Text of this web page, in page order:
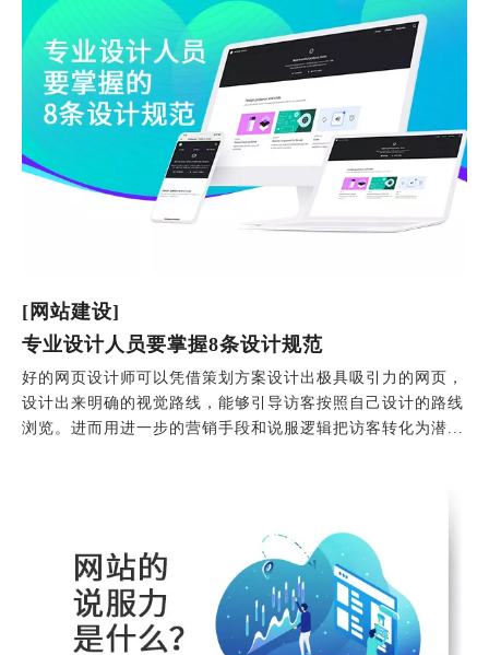
[网站建设]
专业设计人员要掌握8条设计规范
好的网页设计师可以凭借策划方案设计出极具吸引力的网页，
设计出来明确的视觉路线，能够引导访客按照自己设计的路线
浏览。进而用进一步的营销手段和说服逻辑把访客转化为潜...